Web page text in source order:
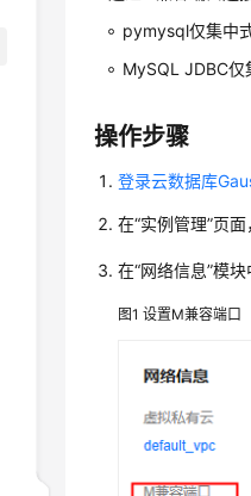
pymysql仅集中
MySQL JDBC仅
操作步骤
登录云数据库
在“实例管理”页
在“网络信息”模块
图1设置M兼容端口